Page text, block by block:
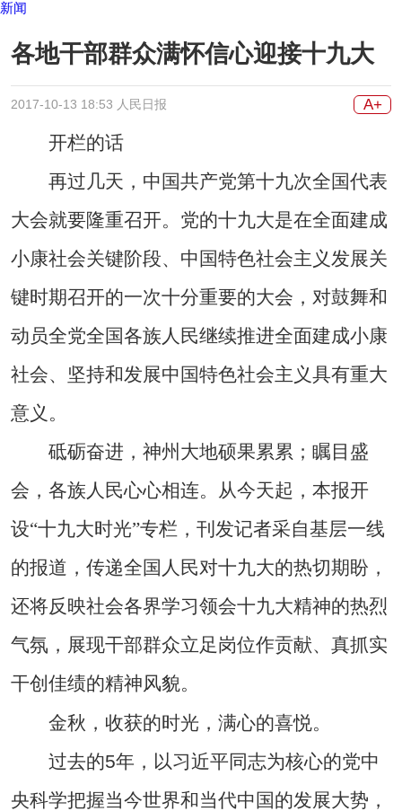
新闻
各地干部群众满怀信心迎接十九大
2017-10-13 18:53 人民日报 A+
开栏的话
再过几天，中国共产党第十九次全国代表
大会就要隆重召开。党的十九大是在全面建成
小康社会关键阶段、中国特色社会主义发展关
键时期召开的一次十分重要的大会，对鼓舞和
动员全党全国各族人民继续推进全面建成小康
社会、坚持和发展中国特色社会主义具有重大
意义。
砥砺奋进，神州大地硕果累累；瞩目盛
会，各族人民心心相连。从今天起，本报开
设“十九大时光”专栏，刊发记者采自基层一线
的报道，传递全国人民对十九大的热切期盼，
还将反映社会各界学习领会十九大精神的热烈
气氛，展现干部群众立足岗位作贡献、真抓实
干创佳绩的精神风貌。
金秋，收获的时光，满心的喜悦。
过去的5年，以习近平同志为核心的党中
央科学把握当今世界和当代中国的发展大势，